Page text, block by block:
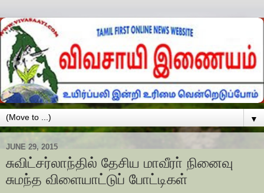
▼
JUNE 29, 2015
சுவிட்சர்லாந்தில் தேசிய மாவீரா் நினைவு
சுமந்த விளையாட்டுப் போட்டிகள்